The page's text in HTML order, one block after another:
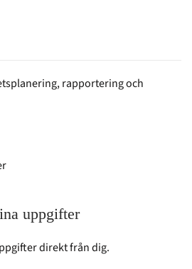
rapportering och
uppgifter
direkt från dig.